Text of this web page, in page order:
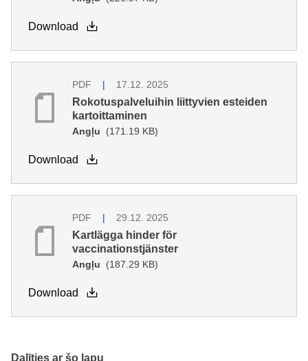
Download
PDF 17.12. 2025
Rokotuspalveluihin liittyvien esteiden
kartoittaminen
Angļu (171.19 KB)
Download
PDF 29.12. 2025
Kartlägga hinder för
vaccinationstjänster
Angļu (187.29 KB)
Download
Dalīties ar šo lapu